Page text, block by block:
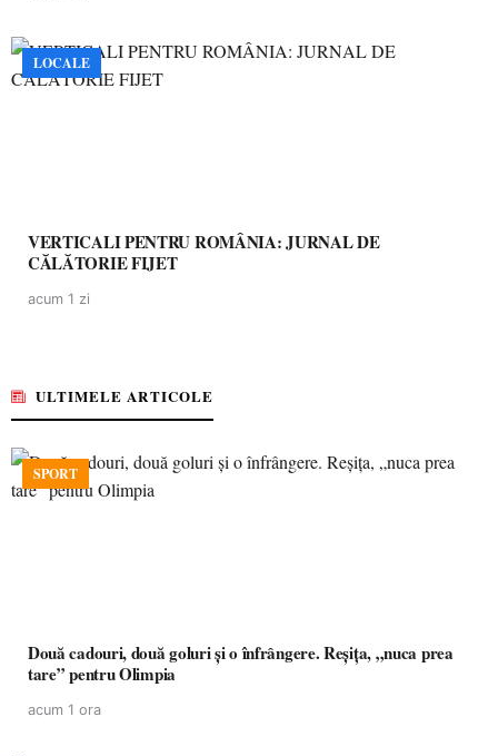
LOCALE
VERTICALI PENTRU ROMÂNIA: JURNAL DE
CĂLĂTORIE FIJET
acum 1 zi
ULTIMELE ARTICOLE
SPORT
Două cadouri, două goluri și o înfrângere. Reșița, „nuca prea
tare” pentru Olimpia
acum 1 ora